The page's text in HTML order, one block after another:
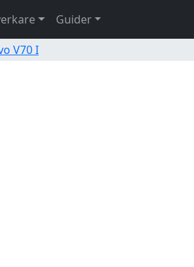
Guider
V70 I